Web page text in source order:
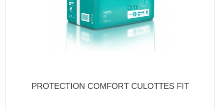
PROTECTION COMFORT CULOTTES FIT